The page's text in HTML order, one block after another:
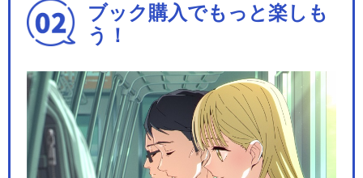
閉じる
ブック購入でもっと楽しも
う！